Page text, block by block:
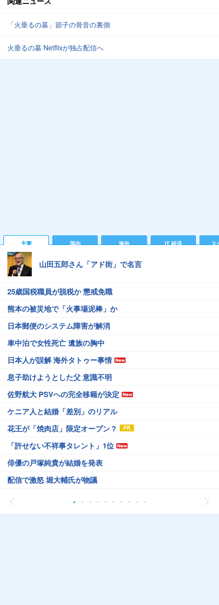
「火垂るの墓」節子の骨音の裏側
火垂るの墓 Netflixが独占配信へ
主要 国内 海外 IT 経済 ス
山田五郎さん「アド街」で名言
25歳国税職員が脱税か 懲戒免職
熊本の被災地で「火事場泥棒」か
日本郵便のシステム障害が解消
車中泊で女性死亡 遺族の胸中
日本人が誤解 海外タトゥー事情
息子助けようとした父 意識不明
佐野航大 PSVへの完全移籍が決定
ケニア人と結婚「差別」のリアル
花王が「焼肉店」限定オープン？
「許せない不祥事タレント」1位
俳優の戸塚純貴が結婚を発表
配信で激怒 堀大輔氏が物議